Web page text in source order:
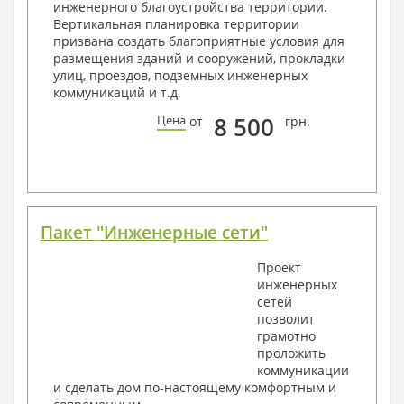
Архитектурные узлы в конструкциях
2. Конструктивный раздел:
Общие данные по проекту
Схемы расположения и расчеты фундаментов
Элементы каркаса – схемы расположения
Схема расположения перекрытий
Опоры перекрытия на стены или Узлы
крепления, сечения
3. Инженерный раздел (приобретается по желанию
Водоснабжение и канализация
Условные обозначения с общими данными
Поэтажная система водоснабжения и
Аксономитрическая схема водоснабжения и
канализации
инженерного благоустройства территории.
Вертикальная планировка территории
призвана создать благоприятные условия для
размещения зданий и сооружений, прокладки
улиц, проездов, подземных инженерных
коммуникаций и т.д.
Цена от 8 500 грн.
Пакет "Инженерные сети"
Проект
инженерных
сетей
позволит
грамотно
проложить
коммуникации
и сделать дом по-настоящему комфортным и